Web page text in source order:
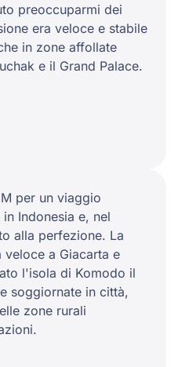
preoccuparmi dei
era veloce e stabile
in zone affollate
e il Grand Palace.
per un viaggio
Indonesia e, nel
alla perfezione. La
veloce a Giacarta e
l'isola di Komodo il
soggiornate in città,
zone rurali